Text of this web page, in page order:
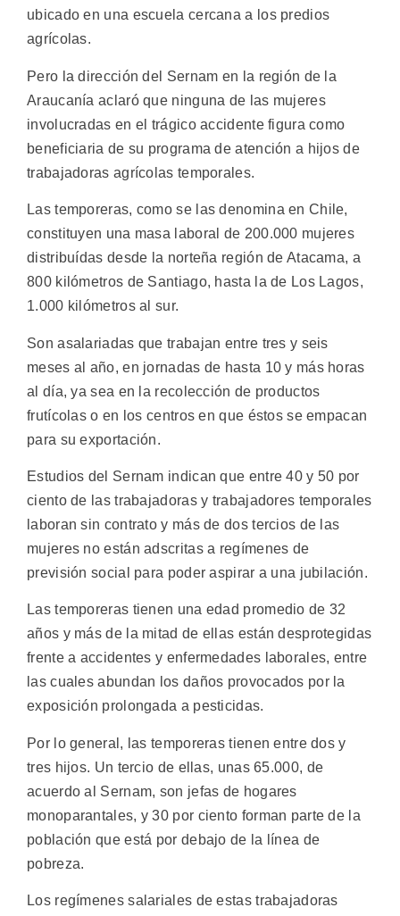
ubicado en una escuela cercana a los predios
agrícolas.
Pero la dirección del Sernam en la región de la
Araucanía aclaró que ninguna de las mujeres
involucradas en el trágico accidente figura como
beneficiaria de su programa de atención a hijos de
trabajadoras agrícolas temporales.
Las temporeras, como se las denomina en Chile,
constituyen una masa laboral de 200.000 mujeres
distribuídas desde la norteña región de Atacama, a
800 kilómetros de Santiago, hasta la de Los Lagos,
1.000 kilómetros al sur.
Son asalariadas que trabajan entre tres y seis
meses al año, en jornadas de hasta 10 y más horas
al día, ya sea en la recolección de productos
frutícolas o en los centros en que éstos se empacan
para su exportación.
Estudios del Sernam indican que entre 40 y 50 por
ciento de las trabajadoras y trabajadores temporales
laboran sin contrato y más de dos tercios de las
mujeres no están adscritas a regímenes de
previsión social para poder aspirar a una jubilación.
Las temporeras tienen una edad promedio de 32
años y más de la mitad de ellas están desprotegidas
frente a accidentes y enfermedades laborales, entre
las cuales abundan los daños provocados por la
exposición prolongada a pesticidas.
Por lo general, las temporeras tienen entre dos y
tres hijos. Un tercio de ellas, unas 65.000, de
acuerdo al Sernam, son jefas de hogares
monoparantales, y 30 por ciento forman parte de la
población que está por debajo de la línea de
pobreza.
Los regímenes salariales de estas trabajadoras